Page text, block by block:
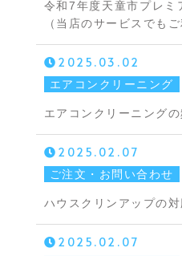
令和7年度天童市プレミ
（当店のサービスでも
2025.03.02
エアコンクリーニング
エアコンクリーニング
2025.02.07
ご注文・お問い合わせ
ハウスクリンアップの
2025.02.07